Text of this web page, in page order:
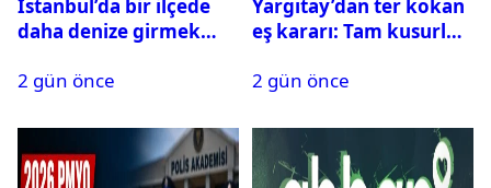
İstanbul’da bir ilçede
daha denize girmek
2 gün önce
Yargıtay’dan ter kokan
eş kararı: Tam kusurlu
2 gün önce